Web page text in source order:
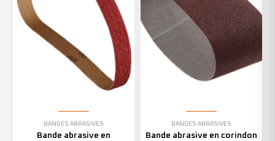
BANDES ABRASIVES
Bande abrasive en
BANDES ABRASIVES
Bande abrasive en corindon